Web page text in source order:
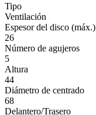
Tipo
Ventilación
Espesor del disco (máx.)
26
Número de agujeros
5
Altura
44
Diámetro de centrado
68
Delantero/Trasero